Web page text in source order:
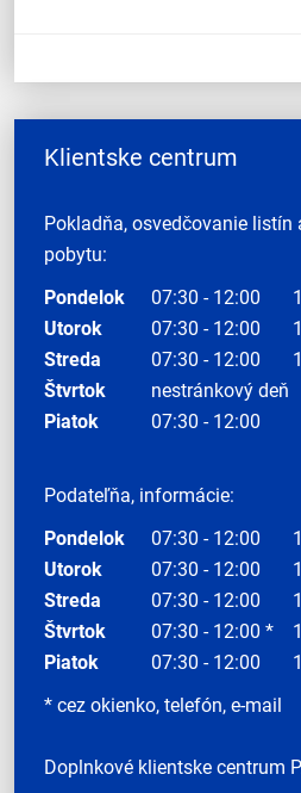
Klientske centrum
Pokladňa, osvedčovanie listín
pobytu:
Pondelok
07:30 - 12:00
Utorok
07:30 - 12:00
Streda
07:30 - 12:00
Štvrtok
nestránkový deň
Piatok
07:30 - 12:00
Podateľňa, informácie:
Pondelok
07:30 - 12:00
Utorok
07:30 - 12:00
Streda
07:30 - 12:00
Štvrtok
07:30 - 12:00 *
Piatok
07:30 - 12:00
* cez okienko, telefón, e-mail
Doplnkové klientske centrum